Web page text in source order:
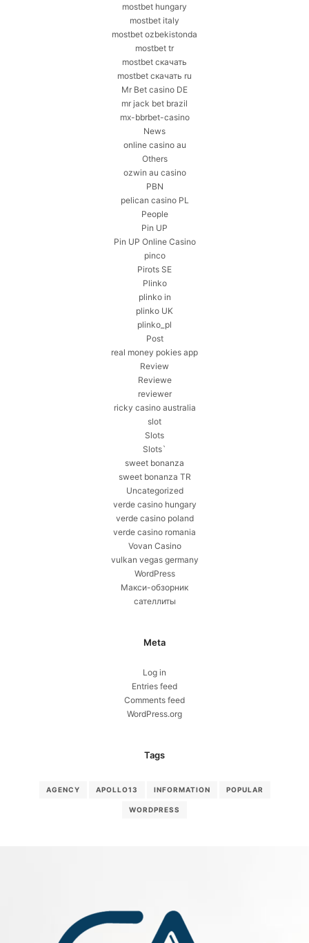
mostbet hungary
mostbet italy
mostbet ozbekistonda
mostbet tr
mostbet скачать
mostbet скачать ru
Mr Bet casino DE
mr jack bet brazil
mx-bbrbet-casino
News
online casino au
Others
ozwin au casino
PBN
pelican casino PL
People
Pin UP
Pin UP Online Casino
pinco
Pirots SE
Plinko
plinko in
plinko UK
plinko_pl
Post
real money pokies app
Review
Reviewe
reviewer
ricky casino australia
slot
Slots
Slots`
sweet bonanza
sweet bonanza TR
Uncategorized
verde casino hungary
verde casino poland
verde casino romania
Vovan Casino
vulkan vegas germany
WordPress
Макси-обзорник
сателлиты
Meta
Log in
Entries feed
Comments feed
WordPress.org
Tags
AGENCY APOLLO13 INFORMATION POPULAR
WORDPRESS